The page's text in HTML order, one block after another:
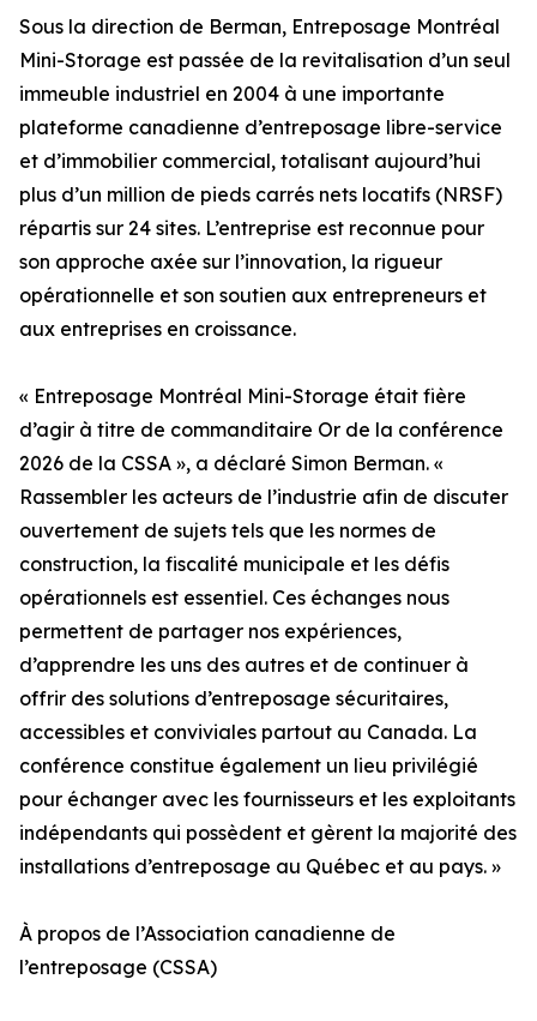
Sous la direction de Berman, Entreposage Montréal
Mini-Storage est passée de la revitalisation d’un seul
immeuble industriel en 2004 à une importante
plateforme canadienne d’entreposage libre-service
et d’immobilier commercial, totalisant aujourd’hui
plus d’un million de pieds carrés nets locatifs (NRSF)
répartis sur 24 sites. L’entreprise est reconnue pour
son approche axée sur l’innovation, la rigueur
opérationnelle et son soutien aux entrepreneurs et
aux entreprises en croissance.
« Entreposage Montréal Mini-Storage était fière
d’agir à titre de commanditaire Or de la conférence
2026 de la CSSA », a déclaré Simon Berman. «
Rassembler les acteurs de l’industrie afin de discuter
ouvertement de sujets tels que les normes de
construction, la fiscalité municipale et les défis
opérationnels est essentiel. Ces échanges nous
permettent de partager nos expériences,
d’apprendre les uns des autres et de continuer à
offrir des solutions d’entreposage sécuritaires,
accessibles et conviviales partout au Canada. La
conférence constitue également un lieu privilégié
pour échanger avec les fournisseurs et les exploitants
indépendants qui possèdent et gèrent la majorité des
installations d’entreposage au Québec et au pays. »
À propos de l’Association canadienne de
l’entreposage (CSSA)